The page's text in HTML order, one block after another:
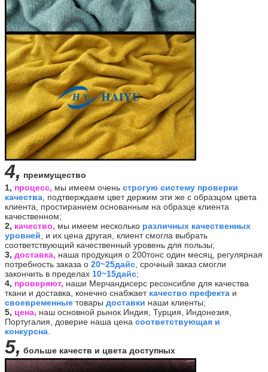
4, преимущество
1, процесс, мы имеем очень строгую систему проверки
качества, подтверждаем цвет держим эти же с образцом цвета
клиента, простиранием основанным на образце клиента
качественном;
2, качество, мы имеем несколько различных качественных
уровней, и их цена другая, клиент смогла выбрать
соответствующий качественный уровень для пользы;
3, доставка, наша продукция о 200тонс один месяц, регулярная
потребность заказа о 20~25дайс, срочный заказ смогли
закончить в пределах 10~15дайс;
4, проверяют, наши Мерчандисерс ресонсибле для качества
ткани и доставка, конечно снабжает качество префекта и
своевременные товары доставки наши клиенты;
5, цена, наш основной рынок Индия, Турция, Индонезия,
Португалия, доверие наша цена соответствующая и
конкурсна.
5, больше качеств и цвета доступных